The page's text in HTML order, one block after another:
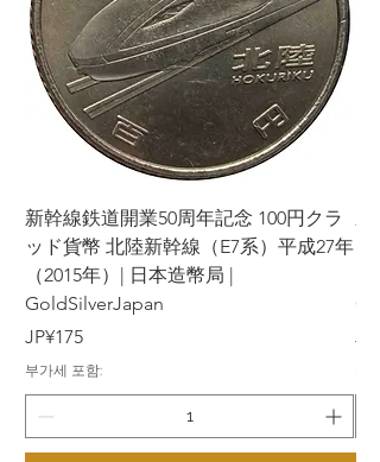
新幹線鉄道開業50周年記念 100円クラ
ッド貨幣 北陸新幹線（E7系）平成27年
（2015年）| 日本造幣局 |
GoldSilverJapan
가격
JP¥175
부가세 포함: